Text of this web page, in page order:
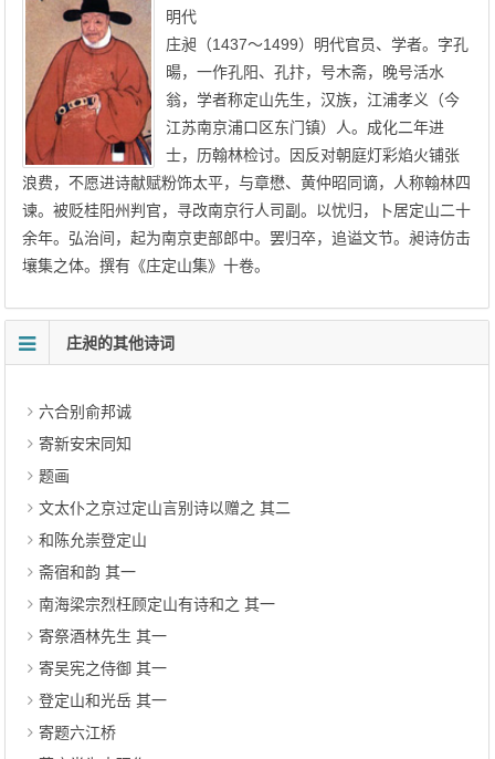
明代
庄昶（1437～1499）明代官员、学者。字孔
暘，一作孔阳、孔抃，号木斋，晚号活水
翁，学者称定山先生，汉族，江浦孝义（今
江苏南京浦口区东门镇）人。成化二年进
士，历翰林检讨。因反对朝庭灯彩焰火铺张
浪费，不愿进诗献赋粉饰太平，与章懋、黄仲昭同谪，人称翰林四
谏。被贬桂阳州判官，寻改南京行人司副。以忧归，卜居定山二十
余年。弘治间，起为南京吏部郎中。罢归卒，追谥文节。昶诗仿击
壤集之体。撰有《庄定山集》十卷。
庄昶的其他诗词
六合别俞邦诚
寄新安宋同知
题画
文太仆之京过定山言别诗以赠之 其二
和陈允崇登定山
斋宿和韵 其一
南海梁宗烈枉顾定山有诗和之 其一
寄祭酒林先生 其一
寄吴宪之侍御 其一
登定山和光岳 其一
寄题六江桥